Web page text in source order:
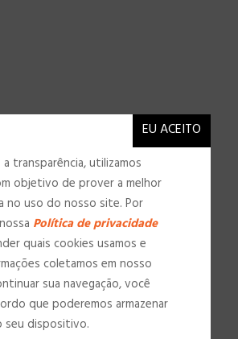
INSTALAÇÕES
transparência, utilizamos
objetivo de prover a melhor
no uso do nosso site. Por
Política de privacidade
quais cookies usamos e
coletamos em nosso
sua navegação, você
que poderemos armazenar
seu dispositivo.